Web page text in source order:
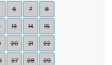
6 7 8
13 14 15
20 21 22
27 28 29